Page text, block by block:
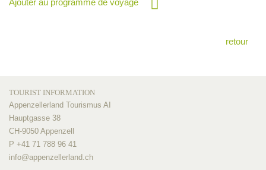
retour
TOURIST INFORMATION
Appenzellerland Tourismus AI
Hauptgasse 38
CH-9050 Appenzell
P +41 71 788 96 41
info@appenzellerland.ch